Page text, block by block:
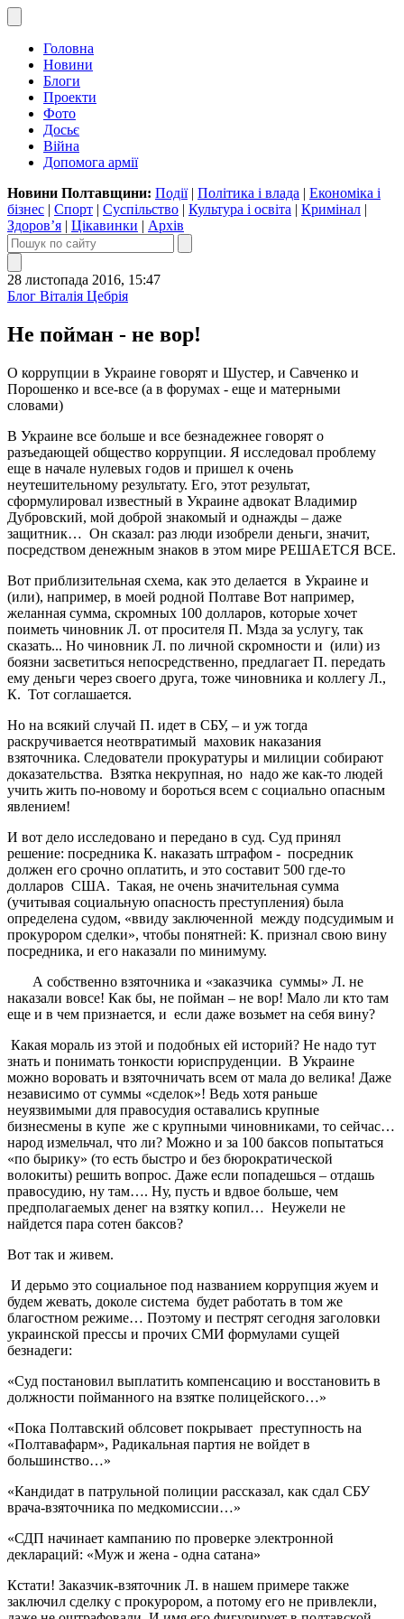
Головна
Новини
Блоги
Проекти
Фото
Досьє
Війна
Допомога армії
Новини Полтавщини: Події| Політика і влада | Економіка і
бізнес | Спорт | Суспільство | Культура і освіта | Кримінал |
Здоров’я | Цікавинки | Архів
28 листопада 2016, 15:47
Блог Віталія Цебрія
Не пойман - не вор!
О коррупции в Украине говорят и Шустер, и Савченко и
Порошенко и все-все (а в форумах - еще и матерными
словами)
В Украине все больше и все безнадежнее говорят о
разъедающей общество коррупции. Я исследовал проблему
еще в начале нулевых годов и пришел к очень
неутешительному результату. Его, этот результат,
сформулировал известный в Украине адвокат Владимир
Дубровский, мой доброй знакомый и однажды – даже
защитник… Он сказал: раз люди изобрели деньги, значит,
посредством денежным знаков в этом мире РЕШАЕТСЯ ВСЕ.
Вот приблизительная схема, как это делается в Украине и
(или), например, в моей родной Полтаве Вот например,
желанная сумма, скромных 100 долларов, которые хочет
поиметь чиновник Л. от просителя П. Мзда за услугу, так
сказать... Но чиновник Л. по личной скромности и (или) из
боязни засветиться непосредственно, предлагает П. передать
ему деньги через своего друга, тоже чиновника и коллегу Л.,
К. Тот соглашается.
Но на всякий случай П. идет в СБУ, – и уж тогда
раскручивается неотвратимый маховик наказания
взяточника. Следователи прокуратуры и милиции собирают
доказательства. Взятка некрупная, но надо же как-то людей
учить жить по-новому и бороться всем с социально опасным
явлением!
И вот дело исследовано и передано в суд. Суд принял
решение: посредника К. наказать штрафом - посредник
должен его срочно оплатить, и это составит 500 где-то
долларов США. Такая, не очень значительная сумма
(учитывая социальную опасность преступления) была
определена судом, «ввиду заключенной между подсудимым и
прокурором сделки», чтобы понятней: К. признал свою вину
посредника, и его наказали по минимуму.
А собственно взяточника и «заказчика суммы» Л. не
наказали вовсе! Как бы, не пойман – не вор! Мало ли кто там
еще и в чем признается, и если даже возьмет на себя вину?
Какая мораль из этой и подобных ей историй? Не надо тут
знать и понимать тонкости юриспруденции. В Украине
можно воровать и взяточничать всем от мала до велика! Даже
независимо от суммы «сделок»! Ведь хотя раньше
неуязвимыми для правосудия оставались крупные
бизнесмены в купе же с крупными чиновниками, то сейчас…
народ измельчал, что ли? Можно и за 100 баксов попытаться
«по бырику» (то есть быстро и без бюрократической
волокиты) решить вопрос. Даже если попадешься – отдашь
правосудию, ну там…. Ну, пусть и вдвое больше, чем
предполагаемых денег на взятку копил… Неужели не
найдется пара сотен баксов?
Вот так и живем.
И дерьмо это социальное под названием коррупция жуем и
будем жевать, доколе система будет работать в том же
благостном режиме… Поэтому и пестрят сегодня заголовки
украинской прессы и прочих СМИ формулами сущей
безнадеги:
«Суд постановил выплатить компенсацию и восстановить в
должности пойманного на взятке полицейского…»
«Пока Полтавский облсовет покрывает преступность на
«Полтавафарм», Радикальная партия не войдет в
большинство…»
«Кандидат в патрульной полиции рассказал, как сдал СБУ
врача-взяточника по медкомиссии…»
«СДП начинает кампанию по проверке электронной
деклараций: «Муж и жена - одна сатана»
Кстати! Заказчик-взяточник Л. в нашем примере также
заключил сделку с прокурором, а потому его не привлекли,